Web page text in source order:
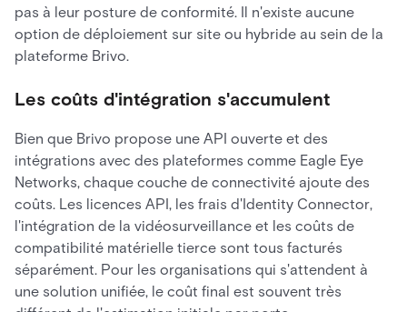
pas à leur posture de conformité. Il n'existe aucune
option de déploiement sur site ou hybride au sein de la
plateforme Brivo.
Les coûts d'intégration s'accumulent
Bien que Brivo propose une API ouverte et des
intégrations avec des plateformes comme Eagle Eye
Networks, chaque couche de connectivité ajoute des
coûts. Les licences API, les frais d'Identity Connector,
l'intégration de la vidéosurveillance et les coûts de
compatibilité matérielle tierce sont tous facturés
séparément. Pour les organisations qui s'attendent à
une solution unifiée, le coût final est souvent très